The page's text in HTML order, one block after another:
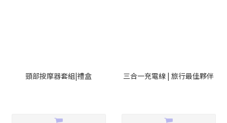
頸部按摩器套組|禮盒 三合一充電線 | 旅行最佳夥伴